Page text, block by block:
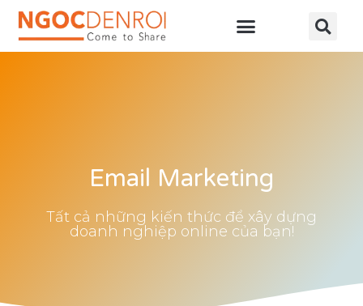
Email Marketing
Tất cả những kiến thức để xây dựng
doanh nghiệp online của bạn!